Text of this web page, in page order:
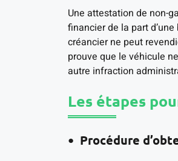
Une attestation de non-
financier de la part
créancier ne peut
prouve que le véhicule
autre infraction
Les étapes
Procédure